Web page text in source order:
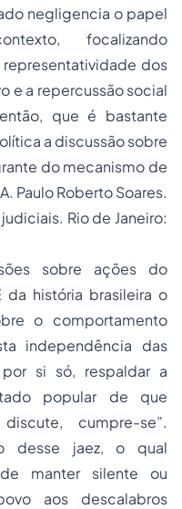
negligencia o papel
focalizando
dos
e a repercussão social
que é bastante
a discussão sobre
do mecanismo de
Paulo Roberto Soares.
Rio de Janeiro:
sobre ações do
história brasileira o
o comportamento
independência das
si só, respaldar a
popular de que
cumpre-se”.
desse jaez, o qual
manter silente ou
aos descalabros